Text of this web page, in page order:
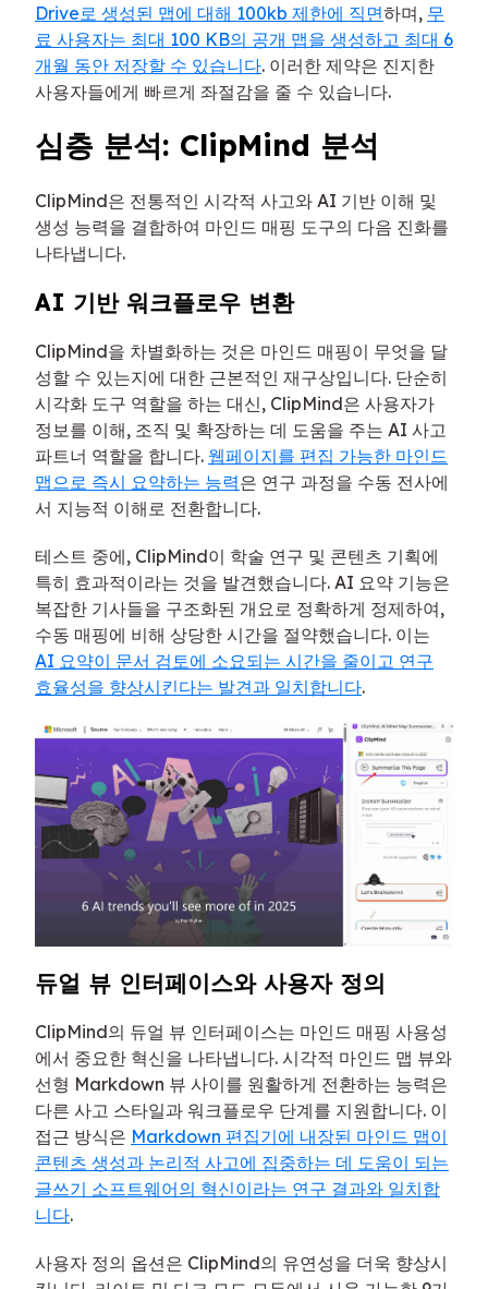
Drive로 생성된 맵에 대해 100kb 제한에 직면하며, 무
료 사용자는 최대 100 KB의 공개 맵을 생성하고 최대 6
개월 동안 저장할 수 있습니다. 이러한 제약은 진지한
사용자들에게 빠르게 좌절감을 줄 수 있습니다.
심층 분석: ClipMind 분석
ClipMind은 전통적인 시각적 사고와 AI 기반 이해 및
생성 능력을 결합하여 마인드 매핑 도구의 다음 진화를
나타냅니다.
AI 기반 워크플로우 변환
ClipMind을 차별화하는 것은 마인드 매핑이 무엇을 달
성할 수 있는지에 대한 근본적인 재구상입니다. 단순히
시각화 도구 역할을 하는 대신, ClipMind은 사용자가
정보를 이해, 조직 및 확장하는 데 도움을 주는 AI 사고
파트너 역할을 합니다. 웹페이지를 편집 가능한 마인드
맵으로 즉시 요약하는 능력은 연구 과정을 수동 전사에
서 지능적 이해로 전환합니다.
테스트 중에, ClipMind이 학술 연구 및 콘텐츠 기획에
특히 효과적이라는 것을 발견했습니다. AI 요약 기능은
복잡한 기사들을 구조화된 개요로 정확하게 정제하여,
수동 매핑에 비해 상당한 시간을 절약했습니다. 이는
AI 요약이 문서 검토에 소요되는 시간을 줄이고 연구
효율성을 향상시킨다는 발견과 일치합니다.
듀얼 뷰 인터페이스와 사용자 정의
ClipMind의 듀얼 뷰 인터페이스는 마인드 매핑 사용성
에서 중요한 혁신을 나타냅니다. 시각적 마인드 맵 뷰와
선형 Markdown 뷰 사이를 원활하게 전환하는 능력은
다른 사고 스타일과 워크플로우 단계를 지원합니다. 이
접근 방식은 Markdown 편집기에 내장된 마인드 맵이
콘텐츠 생성과 논리적 사고에 집중하는 데 도움이 되는
글쓰기 소프트웨어의 혁신이라는 연구 결과와 일치합
니다.
사용자 정의 옵션은 ClipMind의 유연성을 더욱 향상시